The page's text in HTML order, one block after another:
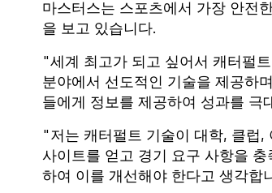
마스터스는 스포츠에서 가장 안전
을 보고 있습니다.
"세계 최고가 되고 싶어서 캐터펄
분야에서 선도적인 기술을 제공하
들에게 정보를 제공하여 성과를 극
"저는 캐터펄트 기술이 대학, 클럽,
사이트를 얻고 경기 요구 사항을
하여 이를 개선해야 한다고 생각합